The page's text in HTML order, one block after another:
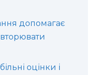
допомагає
оцінки і